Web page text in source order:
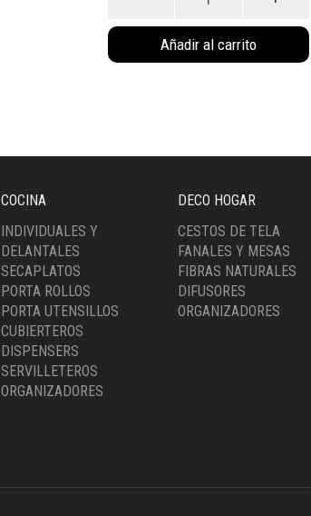
Natural
(40042NA)
cantidad
Añadir al carrito
COCINA
INDIVIDUALES Y
DELANTALES
SECAPLATOS
PORTA ROLLOS
PORTA UTENSILLOS
CUBIERTEROS
DISPENSERS
SERVILLETEROS
ORGANIZADORES
DECO HOGAR
CESTOS DE TELA
FANALES Y MESAS
FIBRAS NATURALES
DIFUSORES
ORGANIZADORES